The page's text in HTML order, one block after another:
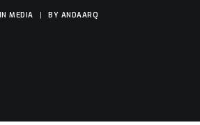
IN MEDIA | BY ANDAARQ